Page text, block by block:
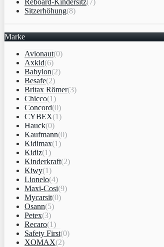
Sitzerhöhung(8)
Marke
Avionaut(0)
Axkid(6)
Babylon(2)
Besafe(2)
Britax Römer(3)
Chicco(1)
Concord(0)
CYBEX(1)
Hauck(0)
Kaufmann(0)
Kidimax(1)
Kidiz(1)
Kinderkraft(2)
Kiwy(1)
Lionelo(4)
Maxi-Cosi(9)
Mycarsit(0)
Osann(5)
Petex(3)
Recaro(1)
Safety First(0)
XOMAX(2)